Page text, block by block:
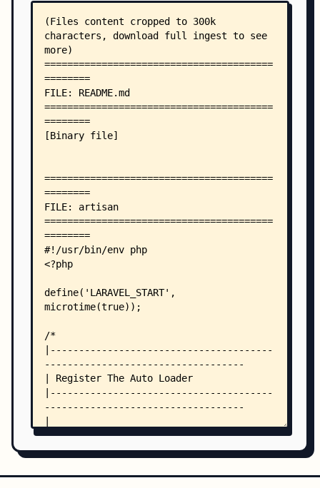
    │   ├── Coupon.php
    │   ├── File.php
    │   ├── FundRecord.php
    │   ├── Log.php
    │   ├── Model_.php
    │   ├── Order.php
    │   ├── Pay.php
    │   ├── PayWay.php
    │   ├── Product.php
    │   ├── ShopTheme.php
    │   ├── Console/
    │   │   ├── Kernel.php
    │   │   └── Commands/
    │   │       ├── ResetPassword.php
    │   │       └── Update.php
    │   ├── Exceptions/
    │   │   └── Handler.php
    │   │   ├── Kernel.php
    │   │   ├── Controllers/
    │   │   │   ├── DevController.php
    │   │   │   ├── HomeController.php
    │   │   │   ├── IndexController.php
    │   │   │   ├── Admin/
    │   │   │   │   ├── Dashboard.php
    │   │   │   │   ├── Order.php
    │   │   │   │   ├── Pay.php
    │   │   │   │   ├── PayWay.php
    │   │   │   │   └── System.php
    │   │   │   │   ├── LoginController.php